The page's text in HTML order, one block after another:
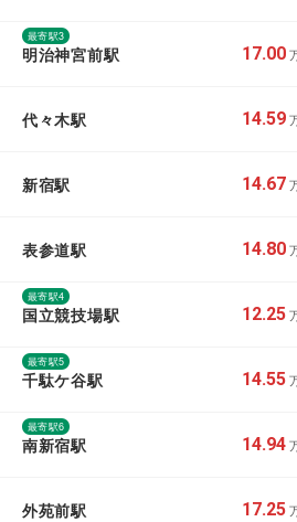
最寄駅3
明治神宮前駅 17.00
代々木駅 14.59
新宿駅 14.67
表参道駅 14.80
最寄駅4
国立競技場駅 12.25
最寄駅5
千駄ケ谷駅 14.55
最寄駅6
南新宿駅 14.94
外苑前駅 17.25